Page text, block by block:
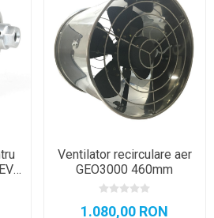
Ventilator recirculare aer
GEO3000 460mm
1.080,00 RON